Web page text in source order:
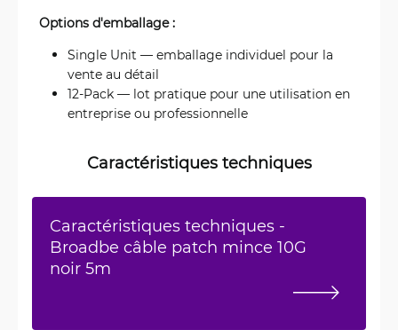
Options d'emballage :
Single Unit — emballage individuel pour la
vente au détail
12-Pack — lot pratique pour une utilisation en
entreprise ou professionnelle
Caractéristiques techniques
Caractéristiques techniques -
Broadbe câble patch mince 10G
noir 5m